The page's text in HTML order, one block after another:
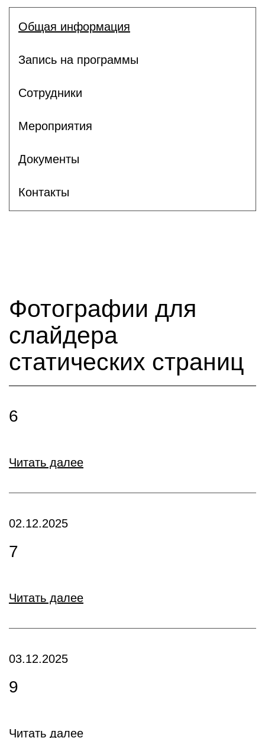
Общая информация
Запись на программы
Сотрудники
Мероприятия
Документы
Контакты
Фотографии для
слайдера
статических страниц
6
Читать далее
02.12.2025
7
Читать далее
03.12.2025
9
Читать далее